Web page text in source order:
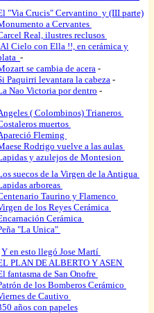
"Via Crucis" Cervantino y (III parte)
a Cervantes
Real, ilustres reclusos
Cielo con Ella !!, en cerámica y
-
se cambia de acera -
Paquirri levantara la cabeza -
Nao Victoria por dentro -
( Colombinos) Trianeros
muertos
Fleming
Rodrigo vuelve a las aulas
y azulejos de Montesion
suecos de la Virgen de la Antigua
arboreas
Taurino y Flamenco
de los Reyes Cerámica
Cerámica
"La Unica"
Y en esto llegó Jose Martí
PLAN DE ALBERTO Y ASEN
fantasma de San Onofre
de los Bomberos Cerámico
de Cautivo
años con papeles